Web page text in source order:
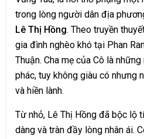
trong lòng người dân địa
Lê Thị Hồng. Theo truyền
gia đình nghèo khó tại Phan
Thuận. Cha mẹ của Cô là
phác, tuy không giàu có nhưng
và hiền lành.
Từ nhỏ, Lê Thị Hồng đã bộc lộ
dàng và tràn đầy lòng nhân ái.